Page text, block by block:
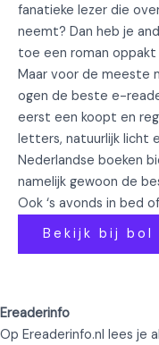
fanatieke lezer die
neemt? Dan heb je
toe een roman oppakt
Maar voor de meeste
ogen de beste e-
eerst een koopt en
letters, natuurlijk licht
Nederlandse boeken
namelijk gewoon de
Ook ‘s avonds in bed
Bekijk bij bol
Ereaderinfo
Op Ereaderinfo.nl lees je